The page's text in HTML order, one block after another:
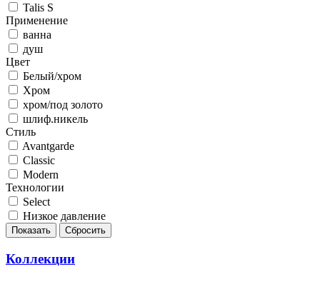
Talis S
Применение
ванна
душ
Цвет
Белый/хром
Хром
хром/под золото
шлиф.никель
Стиль
Avantgarde
Classic
Modern
Технологии
Select
Низкое давление
Коллекции